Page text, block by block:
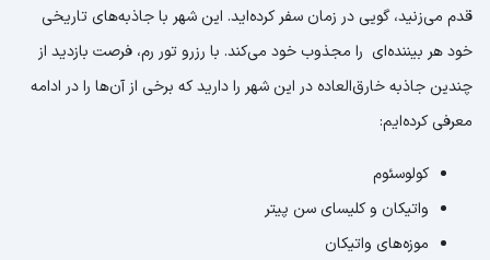
قدم می‌زنید، گویی در زمان سفر کرده‌اید. این شهر با جاذبه‌های تاریخی
خود هر بیننده‌ای را مجذوب خود می‌کند. با رزرو تور رم، فرصت بازدید از
چندین جاذبه خارق‌العاده در این شهر را دارید که برخی از آن‌ها را در ادامه
معرفی کرده‌ایم:
کولوسئوم
واتیکان و کلیسای سن پیتر
موزه‌های واتیکان